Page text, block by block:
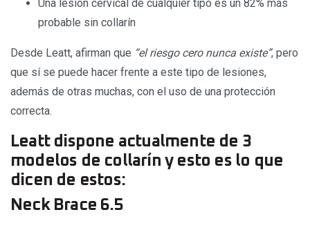
Una lesión cervical de cualquier tipo es un 82% más
probable sin collarín
Desde Leatt, afirman que “el riesgo cero nunca existe”, pero
que sí se puede hacer frente a este tipo de lesiones,
además de otras muchas, con el uso de una protección
correcta.
Leatt dispone actualmente de 3
modelos de collarín y esto es lo que
dicen de estos:
Neck Brace 6.5